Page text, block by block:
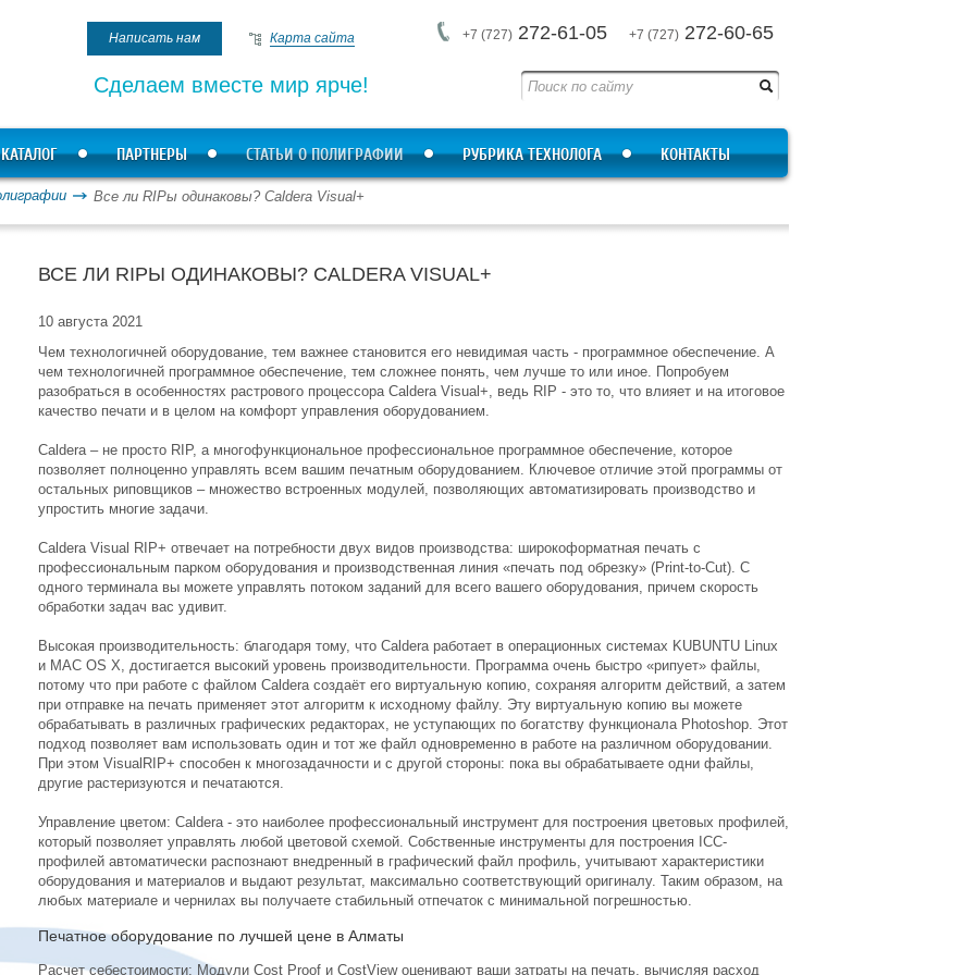
Сделаем вместе мир ярче!
+7 (727) 272-61-05 +7 (727) 272-60-65
Написать нам Карта сайта
КАТАЛОГ ПАРТНЕРЫ СТАТЬИ О ПОЛИГРАФИИ РУБРИКА ТЕХНОЛОГА КОНТАКТЫ
Все ли RIPы одинаковы? Caldera Visual+
ВСЕ ЛИ RIPЫ ОДИНАКОВЫ? CALDERA VISUAL+
10 августа 2021
Чем технологичней оборудование, тем важнее становится его невидимая часть - программное обеспечение. А
чем технологичней программное обеспечение, тем сложнее понять, чем лучше то или иное. Попробуем
разобраться в особенностях растрового процессора Caldera Visual+, ведь RIP - это то, что влияет и на итоговое
качество печати и в целом на комфорт управления оборудованием.
Caldera – не просто RIP, а многофункциональное профессиональное программное обеспечение, которое
позволяет полноценно управлять всем вашим печатным оборудованием. Ключевое отличие этой программы от
остальных риповщиков – множество встроенных модулей, позволяющих автоматизировать производство и
упростить многие задачи.
Caldera Visual RIP+ отвечает на потребности двух видов производства: широкоформатная печать с
профессиональным парком оборудования и производственная линия «печать под обрезку» (Print-to-Cut). С
одного терминала вы можете управлять потоком заданий для всего вашего оборудования, причем скорость
обработки задач вас удивит.
Высокая производительность: благодаря тому, что Caldera работает в операционных системах KUBUNTU Linux
и MAC OS X, достигается высокий уровень производительности. Программа очень быстро «рипует» файлы,
потому что при работе с файлом Caldera создаёт его виртуальную копию, сохраняя алгоритм действий, а затем
при отправке на печать применяет этот алгоритм к исходному файлу. Эту виртуальную копию вы можете
обрабатывать в различных графических редакторах, не уступающих по богатству функционала Photoshop. Этот
подход позволяет вам использовать один и тот же файл одновременно в работе на различном оборудовании.
При этом VisualRIP+ способен к многозадачности и с другой стороны: пока вы обрабатываете одни файлы,
другие растеризуются и печатаются.
Управление цветом: Caldera - это наиболее профессиональный инструмент для построения цветовых профилей,
который позволяет управлять любой цветовой схемой. Собственные инструменты для построения ICC-
профилей автоматически распознают внедренный в графический файл профиль, учитывают характеристики
оборудования и материалов и выдают результат, максимально соответствующий оригиналу. Таким образом, на
любых материале и чернилах вы получаете стабильный отпечаток с минимальной погрешностью.
Печатное оборудование по лучшей цене в Алматы
Расчет себестоимости: Модули Cost Proof и CostView оценивают ваши затраты на печать, вычисляя расход